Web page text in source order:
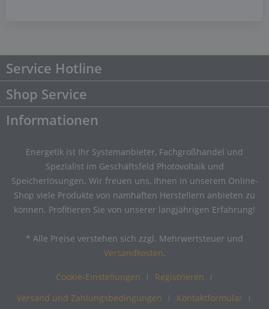
Service Hotline
Shop Service
Informationen
Energetik ist Ihr Systemanbieter, Fachgroßhandel und
Spezialist im Geschäftsfeld Photovoltaik und
Speicherlösungen. Wir freuen uns, Ihnen in unserem Online-
Shop viele Produkte von namhaften Herstellern anbieten zu
können. Profitieren Sie von unserer langjährigen Erfahrung!
* Alle Preise verstehen sich zzgl. Mehrwertsteuer und
Versandkosten.
Cookie-Einstellungen
Registrieren
Versand und Zahlungsbedingungen
Kontaktformular